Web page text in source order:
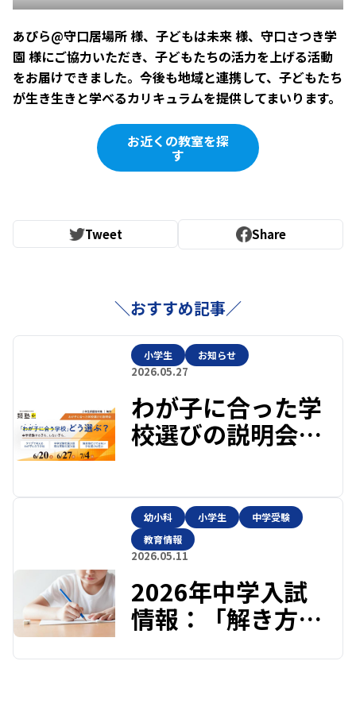
あぴら@守口居場所 様、子どもは未来 様、守口さつき学
園 様にご協力いただき、子どもたちの活力を上げる活動
をお届けできました。今後も地域と連携して、子どもたち
が生き生きと学べるカリキュラムを提供してまいります。
お近くの教室を探
す
Tweet Share
＼おすすめ記事／
小学生 お知らせ
2026.05.27
わが子に合った学
校選びの説明会～
も、しない子も。
～幼小科 小学生
中学受験
教育情報
2026.05.11
2026年中学入試
情報：「解き方」